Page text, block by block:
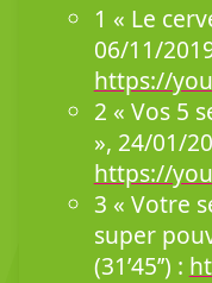
1 « Le
06/11/2019
https://
2 « Vos 5
», 24/01/
https://
3 « Votre
super
(31’45’’) :